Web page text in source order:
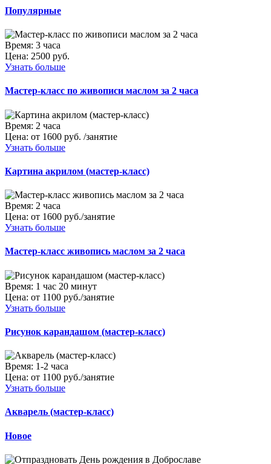
Популярные
Время: 3 часа
Цена: 2500 руб.
Узнать больше
Мастер-класс по живописи маслом за 2 часа
Время: 2 часа
Цена: от 1600 руб. /занятие
Узнать больше
Картина акрилом (мастер-класс)
Время: 2 часа
Цена: от 1600 руб./занятие
Узнать больше
Мастер-класс живопись маслом за 2 часа
Время: 1 час 20 минут
Цена: от 1100 руб./занятие
Узнать больше
Рисунок карандашом (мастер-класс)
Время: 1-2 часа
Цена: от 1100 руб./занятие
Узнать больше
Акварель (мастер-класс)
Новое